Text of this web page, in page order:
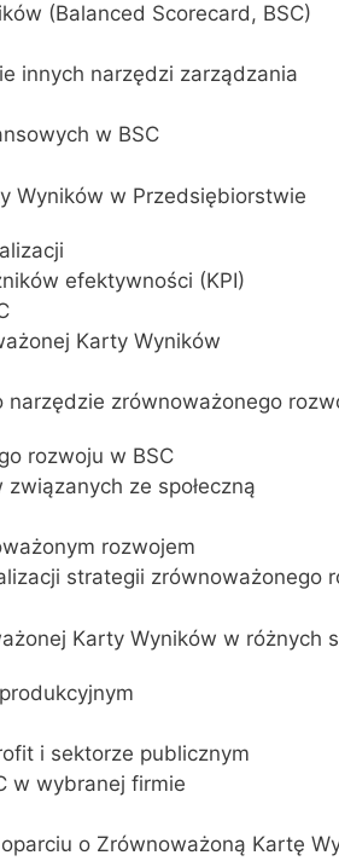
(Balanced Scorecard, BSC)
innych narzędzi zarządzania
w BSC
Wyników w Przedsiębiorstwie
efektywności (KPI)
Karty Wyników
narzędzie zrównoważonego
rozwoju w BSC
ze społeczną
rozwojem
strategii zrównoważonego
Karty Wyników w różnych
i sektorze publicznym
w wybranej firmie
o Zrównoważoną Kartę